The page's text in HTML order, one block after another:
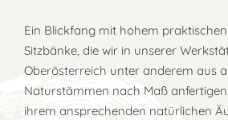
Ein Blickfang mit hohem
Sitzbänke, die wir in unserer
Oberösterreich unter anderem aus
Naturstämmen nach Maß
ihrem ansprechenden natürlichen